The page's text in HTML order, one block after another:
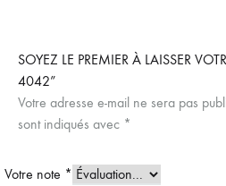
SOYEZ LE PREMIER À LAISSER
4042”
Votre adresse e-mail ne sera pas
sont indiqués avec *
Votre note *